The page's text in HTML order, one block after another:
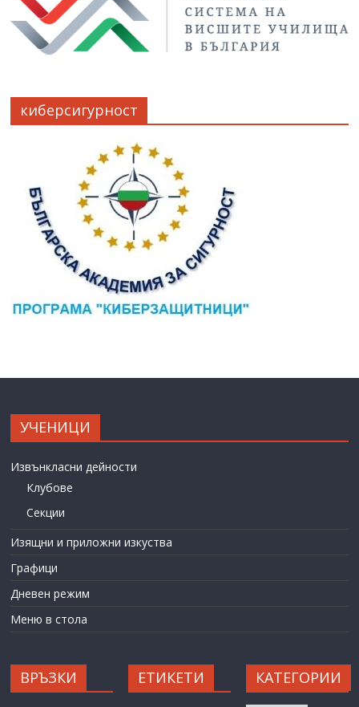
киберсигурност
УЧЕНИЦИ
Извънкласни дейности
Клубове
Секции
Изящни и приложни изкуства
Графици
Дневен режим
Меню в стола
ВРЪЗКИ ЕТИКЕТИ КАТЕГОРИИ